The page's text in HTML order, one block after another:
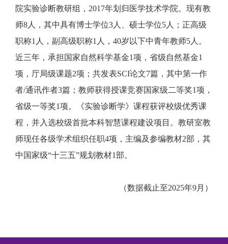
院实验诊断教研组，2017年划归医学技术学院。现有教
师8人，其中具有博士学位3人、硕士学位5人；正高级
职称1人，副高级职称1人，40岁以下中青年教师5人。
近三年，承担国家自然科学基金1项，省级自然基金1
项，厅局级课题2项；共发表SCI论文7篇，其中第一作
者/通讯作者3篇；教师获得授课竞赛国家级二等奖1项，
省级一等奖1项。《实验诊断学》课程获评校级优秀课
程，并入选校级首批本科智慧课程建设项目。教研室教
师现任各级学术组织任职4项，主编及参编教材2部，其
中国家级“十三五”规划教材1部。
（数据截止至2025年9月）